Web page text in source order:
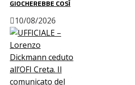
GIOCHEREBBE COSÌ
10/08/2026